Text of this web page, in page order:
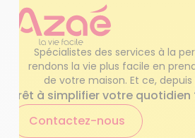
Spécialistes des services à la
rendons la vie plus facile en
de votre maison. Et ce,
Prêt à simplifier votre quotidien
Contactez-nous